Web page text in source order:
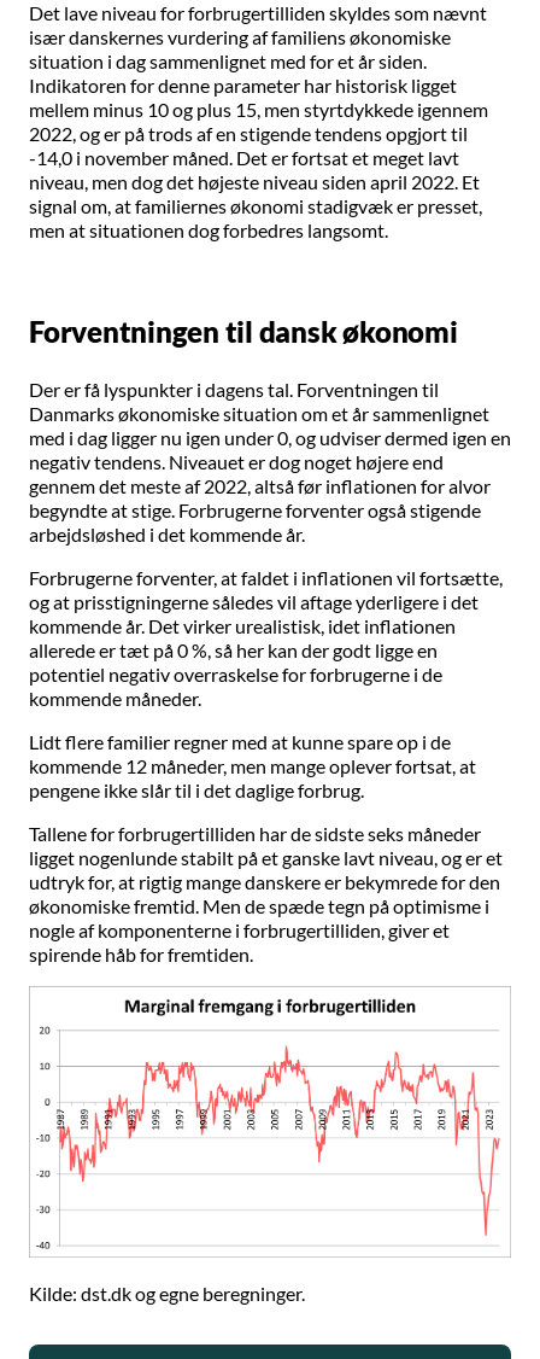
Det lave niveau for forbrugertilliden skyldes som nævnt
især danskernes vurdering af familiens økonomiske
situation i dag sammenlignet med for et år siden.
Indikatoren for denne parameter har historisk ligget
mellem minus 10 og plus 15, men styrtdykkede igennem
2022, og er på trods af en stigende tendens opgjort til
-14,0 i november måned. Det er fortsat et meget lavt
niveau, men dog det højeste niveau siden april 2022. Et
signal om, at familiernes økonomi stadigvæk er presset,
men at situationen dog forbedres langsomt.
Forventningen til dansk økonomi
Der er få lyspunkter i dagens tal. Forventningen til
Danmarks økonomiske situation om et år sammenlignet
med i dag ligger nu igen under 0, og udviser dermed igen en
negativ tendens. Niveauet er dog noget højere end
gennem det meste af 2022, altså før inflationen for alvor
begyndte at stige. Forbrugerne forventer også stigende
arbejdsløshed i det kommende år.
Forbrugerne forventer, at faldet i inflationen vil fortsætte,
og at prisstigningerne således vil aftage yderligere i det
kommende år. Det virker urealistisk, idet inflationen
allerede er tæt på 0 %, så her kan der godt ligge en
potentiel negativ overraskelse for forbrugerne i de
kommende måneder.
Lidt flere familier regner med at kunne spare op i de
kommende 12 måneder, men mange oplever fortsat, at
pengene ikke slår til i det daglige forbrug.
Tallene for forbrugertilliden har de sidste seks måneder
ligget nogenlunde stabilt på et ganske lavt niveau, og er et
udtryk for, at rigtig mange danskere er bekymrede for den
økonomiske fremtid. Men de spæde tegn på optimisme i
nogle af komponenterne i forbrugertilliden, giver et
spirende håb for fremtiden.
Kilde: dst.dk og egne beregninger.